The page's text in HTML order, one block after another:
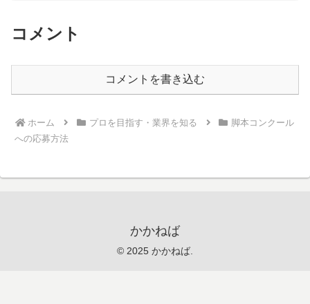
コメント
コメントを書き込む
ホーム プロを目指す・業界を知る
脚本コンクール
への応募方法
かかねば
© 2025 かかねば.